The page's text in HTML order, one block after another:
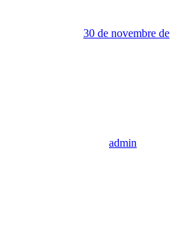
30 de novembre de
admin